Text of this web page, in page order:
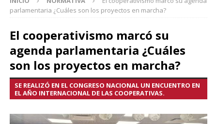
parlamentaria ¿Cuáles son los proyectos en marcha?
El cooperativismo marcó su
agenda parlamentaria ¿Cuáles
son los proyectos en marcha?
SE REALIZÓ EN EL CONGRESO NACIONAL UN ENCUENTRO EN
EL AÑO INTERNACIONAL DE LAS COOPERATIVAS.